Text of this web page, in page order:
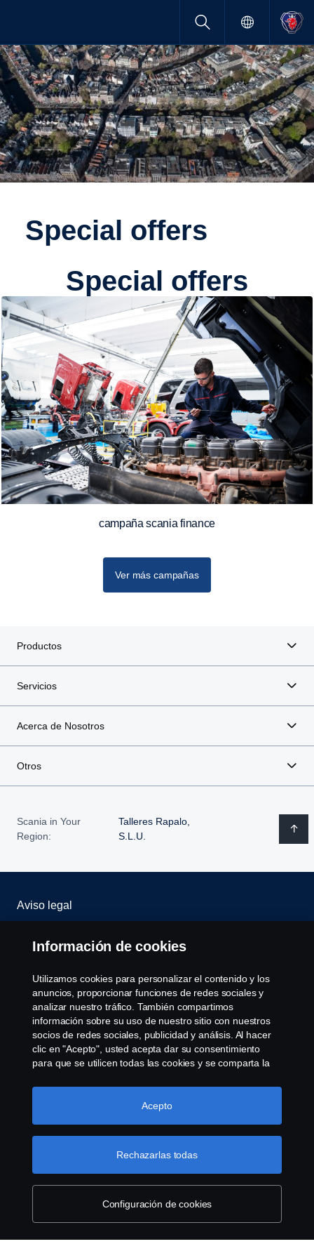
Special offers
Special offers
campaña scania finance
Ver más campañas
Productos
Servicios
Acerca de Nosotros
Otros
Scania in Your
Region:
Talleres Rapalo,
S.L.U.
Aviso legal
Declaración de privacidad
Trabaja con nosotros
Política de cookies
Cookie settings
© Copyright Scania 2022 All rights reserved. Scania
CV AB (publ), SE-151 87 Södertälje, Sweden, Tel:
+46-8-55 38 10 00, Fax: +46-8-55 38 10 37.
Información de cookies
Utilizamos cookies para personalizar el contenido y los
anuncios, proporcionar funciones de redes sociales y
analizar nuestro tráfico. También compartimos
información sobre su uso de nuestro sitio con nuestros
socios de redes sociales, publicidad y análisis. Al hacer
clic en "Acepto", usted acepta dar su consentimiento
para que se utilicen todas las cookies y se comparta la
haciendo clic en "Configuración de cookies" y
seleccionando las categorías que desea aceptar. Para
Más información sobre su privacidad
Configuración de cookies
Rechazarlas todas
Acepto